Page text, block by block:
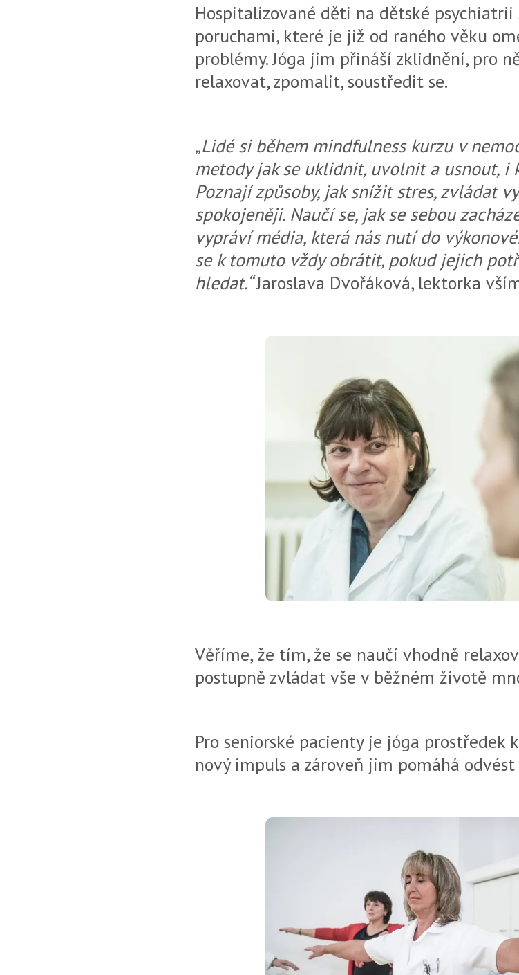
Hospitalizované děti na dětské
poruchami, které je již od raného věku
problémy. Jóga jim přináší zklidnění, pro
relaxovat, zpomalit, soustředit se.
„Lidé si během mindfulness kurzu v
metody jak se uklidnit, uvolnit a usnout, i
Poznají způsoby, jak snížit stres, zvládat
spokojeněji. Naučí se, jak se sebou
vypráví média, která nás nutí do
se k tomuto vždy obrátit, pokud jejich
hledat.“Jaroslava Dvořáková, lektorka
Věříme, že tím, že se naučí vhodně
postupně zvládat vše v běžném životě
Pro seniorské pacienty je jóga prostředek
nový impuls a zároveň jim pomáhá